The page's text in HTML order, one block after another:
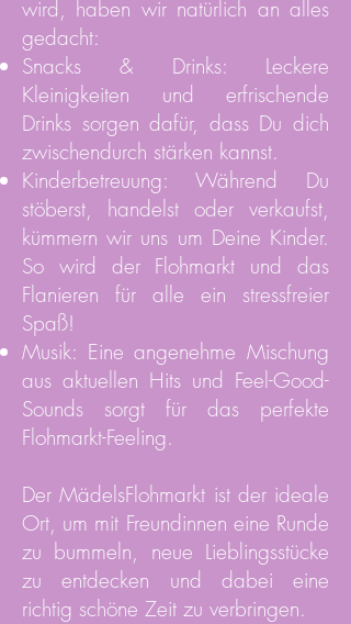
wird, haben wir natürlich an alles
gedacht:
Snacks & Drinks: Leckere
Kleinigkeiten und erfrischende
Drinks sorgen dafür, dass Du dich
zwischendurch stärken kannst.
Kinderbetreuung: Während Du
stöberst, handelst oder verkaufst,
kümmern wir uns um Deine Kinder.
So wird der Flohmarkt und das
Flanieren für alle ein stressfreier
Spaß!
Musik: Eine angenehme Mischung
aus aktuellen Hits und Feel-Good-
Sounds sorgt für das perfekte
Flohmarkt-Feeling.
Der MädelsFlohmarkt ist der ideale
Ort, um mit Freundinnen eine Runde
zu bummeln, neue Lieblingsstücke
zu entdecken und dabei eine
richtig schöne Zeit zu verbringen.